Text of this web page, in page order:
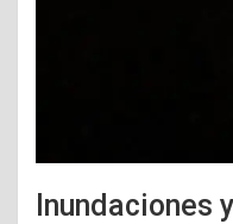
Inundaciones